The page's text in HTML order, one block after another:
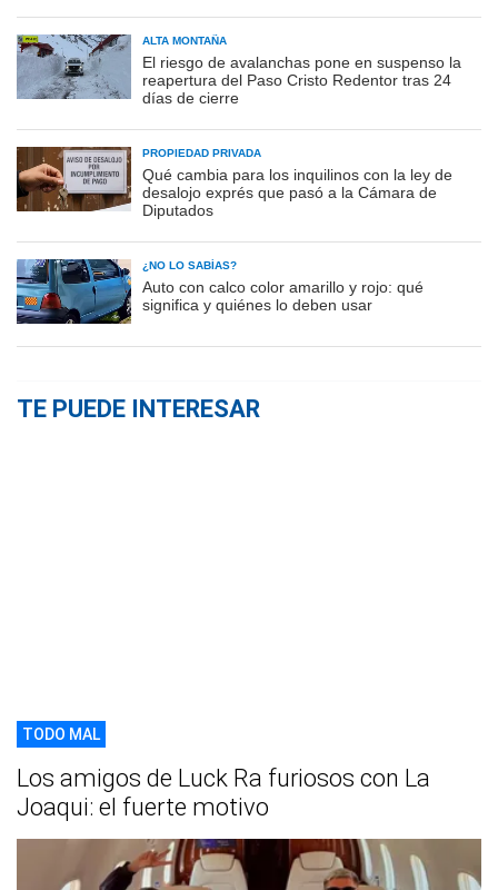
ALTA MONTAÑA
El riesgo de avalanchas pone en suspenso la
reapertura del Paso Cristo Redentor tras 24
días de cierre
PROPIEDAD PRIVADA
Qué cambia para los inquilinos con la ley de
desalojo exprés que pasó a la Cámara de
Diputados
¿NO LO SABÍAS?
Auto con calco color amarillo y rojo: qué
significa y quiénes lo deben usar
TE PUEDE INTERESAR
TODO MAL
Los amigos de Luck Ra furiosos con La
Joaqui: el fuerte motivo